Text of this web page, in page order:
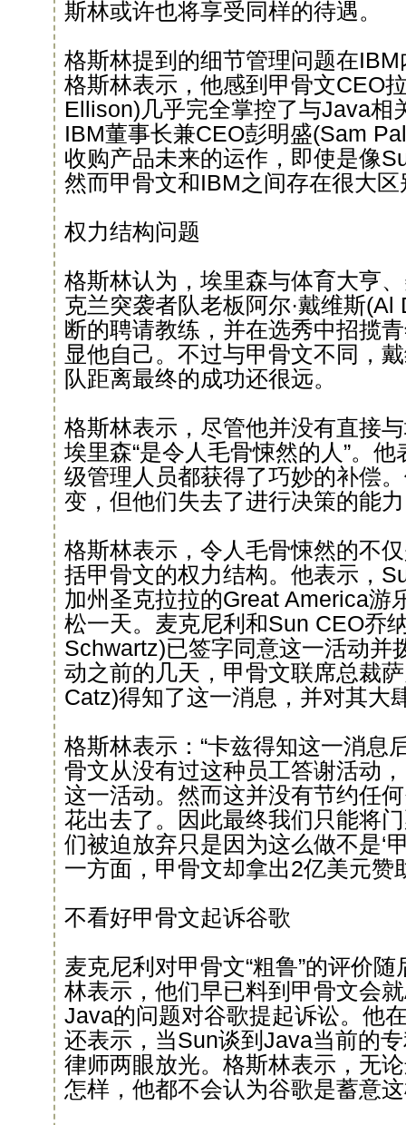
斯林或许也将享受同样的待遇。
格斯林提到的细节管理问题在
格斯林表示，他感到甲骨文CEO
Ellison)几乎完全掌控了与Java相
IBM董事长兼CEO彭明盛(Sam
收购产品未来的运作，即使是像
然而甲骨文和IBM之间存在很大区
权力结构问题
格斯林认为，埃里森与体育大亨
克兰突袭者队老板阿尔·戴维斯
断的聘请教练，并在选秀中招揽
显他自己。不过与甲骨文不同，
队距离最终的成功还很远。
格斯林表示，尽管他并没有直接
埃里森“是令人毛骨悚然的人”。
级管理人员都获得了巧妙的补偿
变，但他们失去了进行决策的能力
格斯林表示，令人毛骨悚然的不
括甲骨文的权力结构。他表示，
加州圣克拉拉的Great America游
松一天。麦克尼利和Sun CEO乔
Schwartz)已签字同意这一活动并
动之前的几天，甲骨文联席总裁
Catz)得知了这一消息，并对其大
格斯林表示：“卡兹得知这一消息
骨文从没有过这种员工答谢活动
这一活动。然而这并没有节约任
花出去了。因此最终我们只能将
们被迫放弃只是因为这么做不是‘
一方面，甲骨文却拿出2亿美元赞
不看好甲骨文起诉谷歌
麦克尼利对甲骨文“粗鲁”的评价
林表示，他们早已料到甲骨文会
Java的问题对谷歌提起诉讼。他
还表示，当Sun谈到Java当前的
律师两眼放光。格斯林表示，无
怎样，他都不会认为谷歌是蓄意